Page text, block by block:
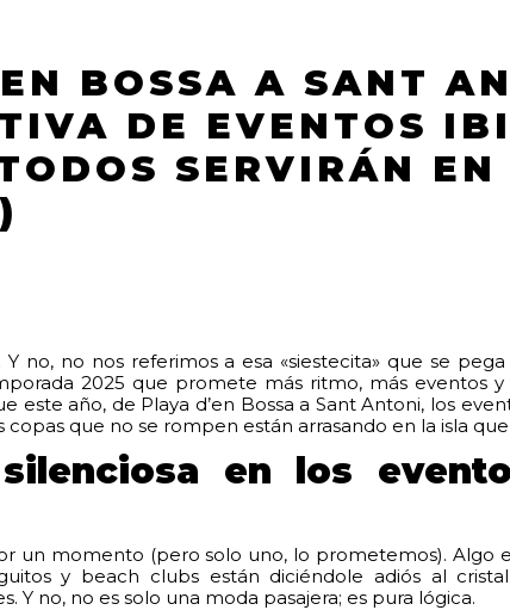
BOSSA A SANT
DE EVENTOS
SERVIRÁN EN
no, no nos referimos a esa «siestecita» que se
2025 que promete más ritmo, más eventos
este año, de Playa d’en Bossa a Sant Antoni, los
que no se rompen están arrasando en la isla
en los
un momento (pero solo uno, lo prometemos). Algo
y beach clubs están diciéndole adiós al
Y no, no es solo una moda pasajera; es pura lógica.